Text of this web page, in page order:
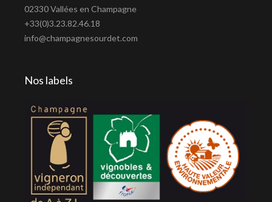
02330 Vallées en Champagne
+33(0)3.23.82.46.18
info@champagnesourdet.com
Nos labels